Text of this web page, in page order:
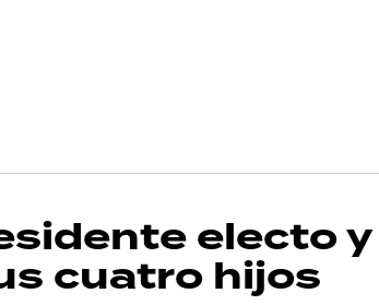
electo
cuatro hijos